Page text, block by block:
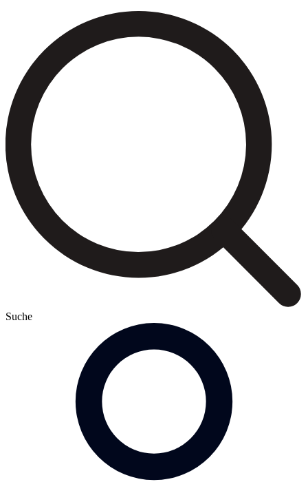
Suche